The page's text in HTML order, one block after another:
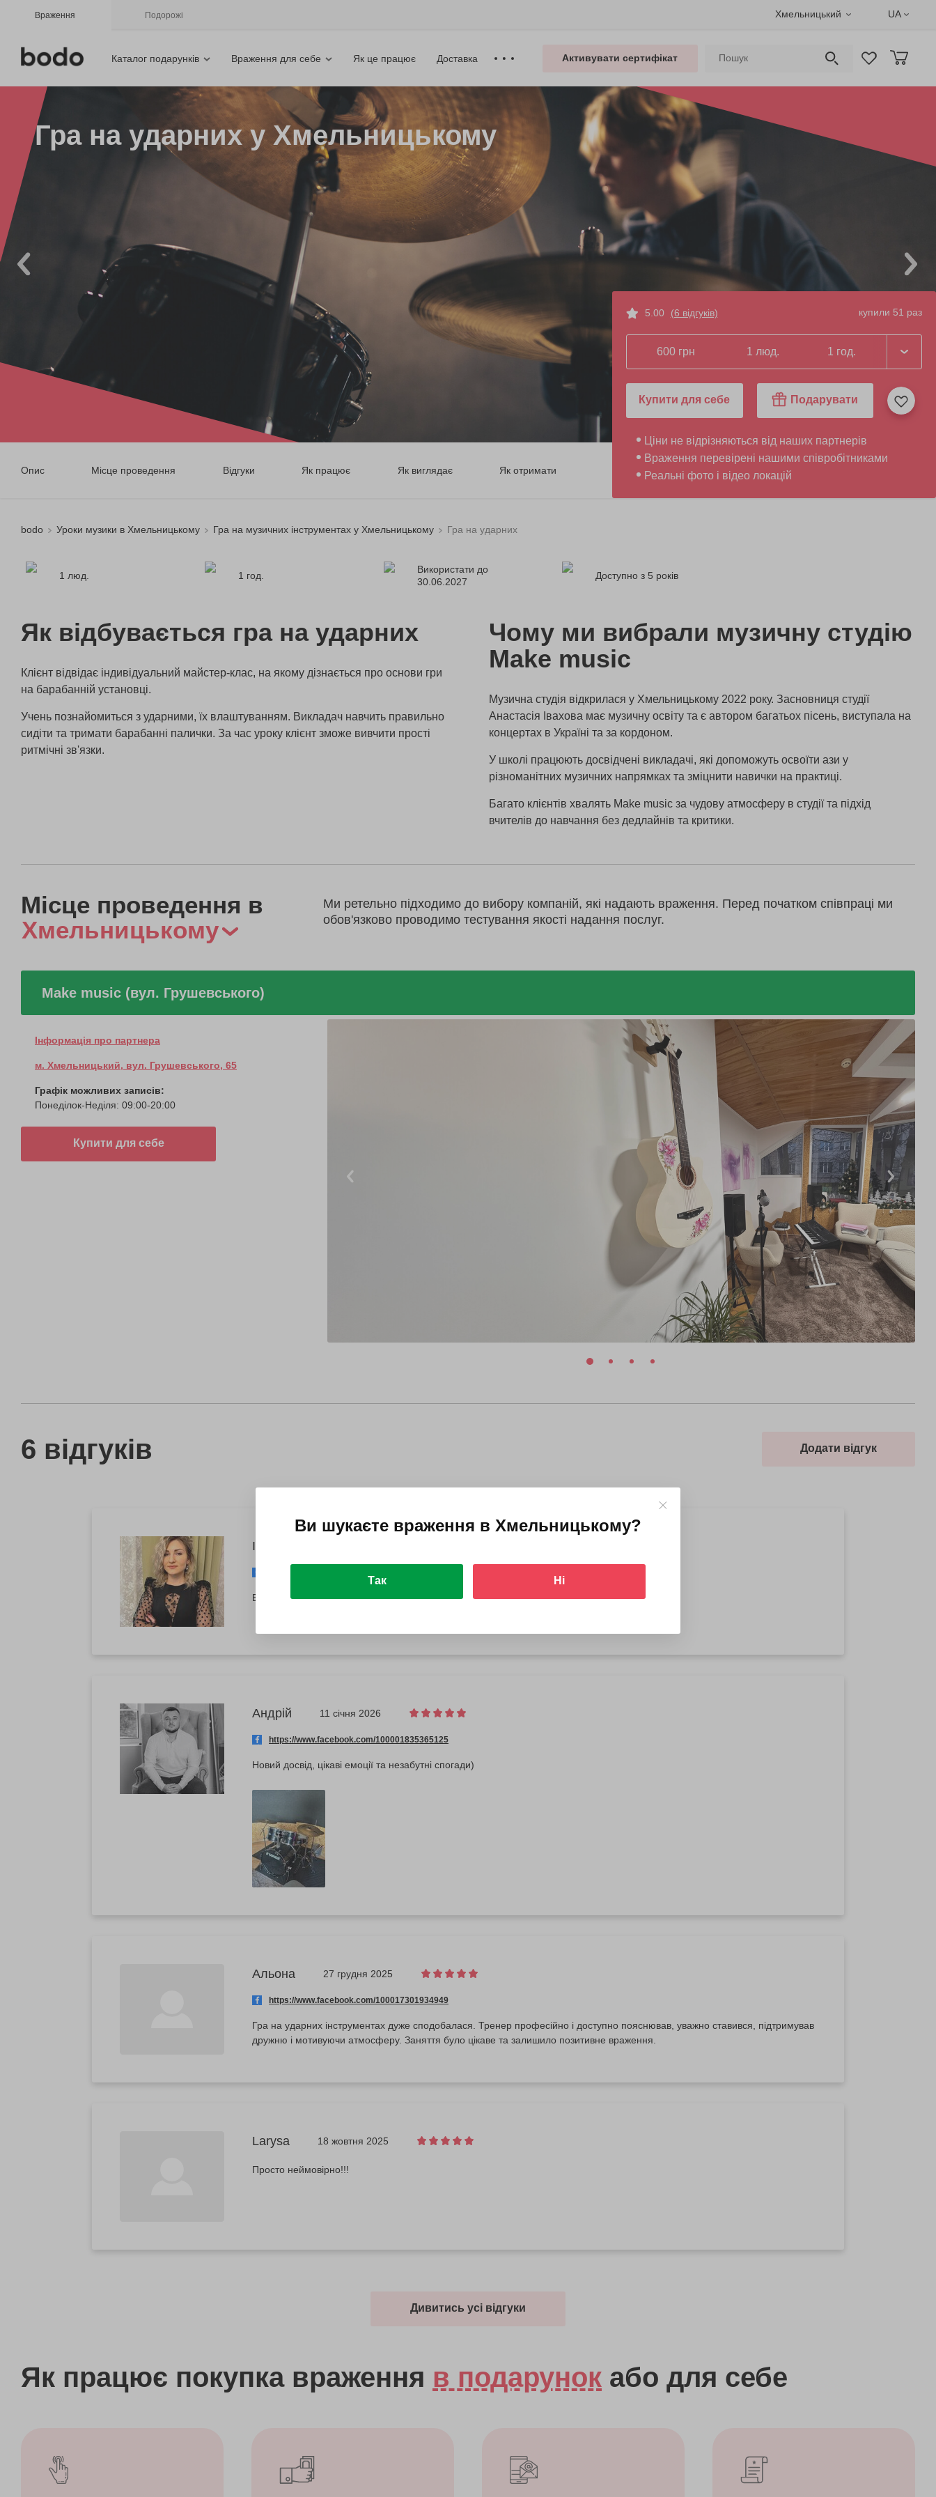
Враження Подорожі Хмельницький UA
Каталог подарунків Враження для себе Як це працює Доставка Активувати сертифікат
Гра на ударних у Хмельницькому
Опис Місце проведення Відгуки Як працює Як виглядає Як отримати
5.00 (6 відгуків) купили 51 раз
600 грн 1 люд. 1 год.
Купити для себе Подарувати
Ціни не відрізняються від наших партнерів
Враження перевірені нашими співробітниками
Реальні фото і відео локацій
bodo Уроки музики в Хмельницькому Гра на музичних інструментах у Хмельницькому Гра на ударних
1 люд. 1 год.
Використати до
30.06.2027
Доступно з 5 років
Як відбувається гра на ударних
Клієнт відвідає індивідуальний майстер-клас, на якому дізнається про основи гри
на барабанній установці.
Учень познайомиться з ударними, їх влаштуванням. Викладач навчить правильно
сидіти та тримати барабанні палички. За час уроку клієнт зможе вивчити прості
ритмічні зв'язки.
Чому ми вибрали музичну студію
Make music
Музична студія відкрилася у Хмельницькому 2022 року. Засновниця студії
Анастасія Івахова має музичну освіту та є автором багатьох пісень, виступала на
концертах в Україні та за кордоном.
У школі працюють досвідчені викладачі, які допоможуть освоїти ази у
різноманітних музичних напрямках та зміцнити навички на практиці.
Багато клієнтів хвалять Make music за чудову атмосферу в студії та підхід
вчителів до навчання без дедлайнів та критики.
Місце проведення в
Хмельницькому
Ми ретельно підходимо до вибору компаній, які надають враження. Перед початком співпраці ми
обов'язково проводимо тестування якості надання послуг.
Make music (вул. Грушевського)
Інформація про партнера
м. Хмельницький, вул. Грушевського, 65
Графік можливих записів:
Понеділок-Неділя: 09:00-20:00
Купити для себе
6 відгуків Додати відгук
Іванна
Все сподобалося
Андрій 11 січня 2026
https://www.facebook.com/100001835365125
Новий досвід, цікаві емоції та незабутні спогади)
Альона 27 грудня 2025
https://www.facebook.com/100017301934949
Гра на ударних інструментах дуже сподобалася. Тренер професійно і доступно пояснював, уважно ставився, підтримував
дружню і мотивуючи атмосферу. Заняття було цікаве та залишило позитивне враження.
Larysa 18 жовтня 2025
Просто неймовірно!!!
Дивитись усі відгуки
Як працює покупка враження в подарунок або для себе
Ви шукаєте враження в Хмельницькому?
Так Ні